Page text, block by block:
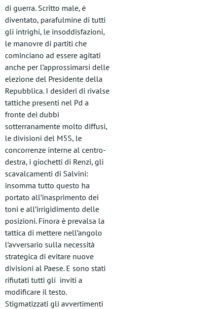
di guerra. Scritto male, è
diventato, parafulmine di tutti
gli intrighi, le insoddisfazioni,
le manovre di partiti che
cominciano ad essere agitati
anche per l’approssimarsi delle
elezione del Presidente della
Repubblica. I desideri di rivalse
tattiche presenti nel Pd a
fronte dei dubbi
sotterranamente molto diffusi,
le divisioni del M5S, le
concorrenze interne al centro-
destra, i giochetti di Renzi, gli
scavalcamenti di Salvini:
insomma tutto questo ha
portato all’inasprimento dei
toni e all’irrigidimento delle
posizioni. Finora è prevalsa la
tattica di mettere nell’angolo
l’avversario sulla necessità
strategica di evitare nuove
divisioni al Paese. E sono stati
rifiutati tutti gli inviti a
modificare il testo.
Stigmatizzati gli avvertimenti